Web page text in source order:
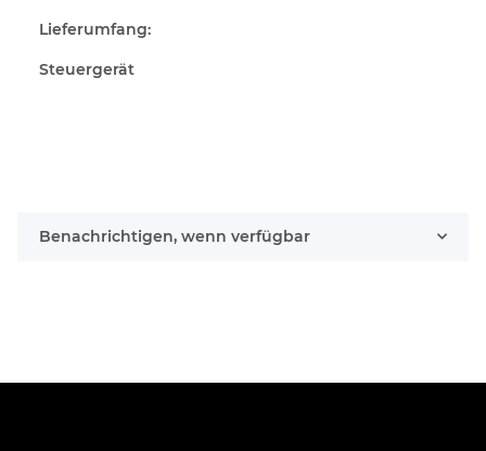
Lieferumfang:
Steuergerät
Benachrichtigen, wenn verfügbar